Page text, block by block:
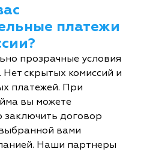
платежи
прозрачные условия
скрытых комиссий и
платежей. При
вы можете
заключить договор
вами
Наши партнеры